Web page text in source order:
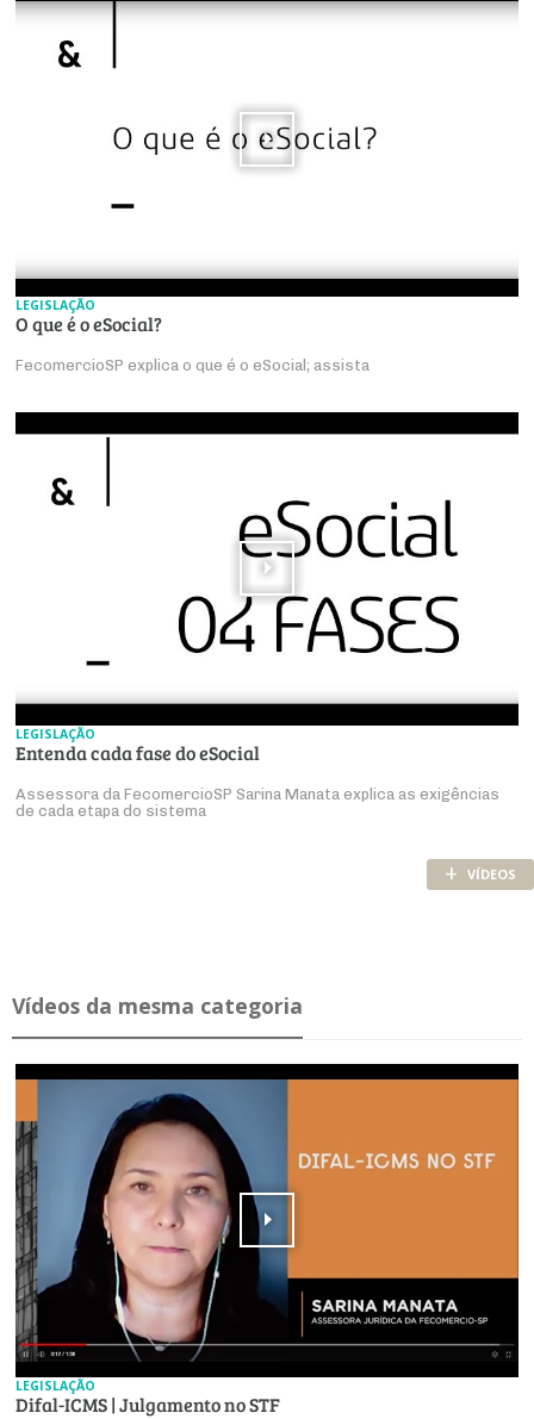
LEGISLAÇÃO
O que é o eSocial?
FecomercioSP explica o que é o eSocial; assista
LEGISLAÇÃO
Entenda cada fase do eSocial
Assessora da FecomercioSP Sarina Manata explica as exigências
de cada etapa do sistema
+ VÍDEOS
Ví­deos da mesma ca­te­goria
LEGISLAÇÃO
Difal-ICMS | Julgamento no STF